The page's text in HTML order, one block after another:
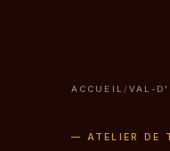
ACCUEIL / VAL-
— ATELIER DE